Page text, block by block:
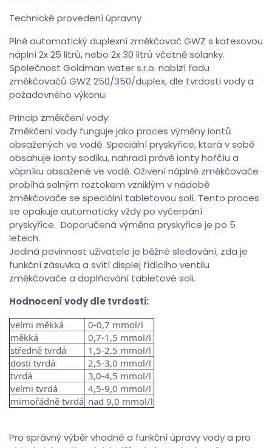
Technické provedení úpravny
Plně automatický duplexní změkčovač GWZ s katexovou
náplní 2x 25 litrů, nebo 2x 30 litrů včetně solanky.
Společnost Goldman water s.r.o. nabízí řadu
změkčovačů GWZ 250/350/duplex, dle tvrdosti vody a
požadovného výkonu.
Princip změkčení vody:
Změkčení vody funguje jako proces výměny iontů
obsažených ve vodě. Speciální pryskyřice, která v sobě
obsahuje ionty sodíku, nahradí právě ionty hořčíu a
vápníku obsažené ve vodě. Oživení náplně změkčovače
probíhá solným roztokem vzniklým v nádobě
změkčovače se speciální tabletovou solí. Tento proces
se opakuje automaticky vždy po vyčerpání
pryskyřice. Doporučená výměna pryskyřice je po 5
letech.
Jediná povinnost uživatele je běžné sledování, zda je
funkční zásuvka a svítí displej řídícího ventilu
změkčovače a doplňování tabletové soli.
Hodnocení vody dle tvrdosti:
velmi měkká
0-0,7 mmol/l
měkká
0,7-1,5 mmol/l
středně tvrdá
1,5-2,5 mmol/l
dosti tvrdá
2,5-3,0 mmol/l
tvrdá
3,0-4,5 mmol/l
velmi tvrdá
4,5-9,0 mmol/l
mimořádně tvrdá nad 9,0 mmol/l
Pro správný výběr vhodné a funkční úpravy vody a pro